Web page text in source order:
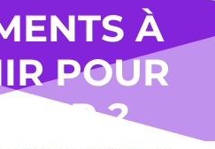
À
POUR
?